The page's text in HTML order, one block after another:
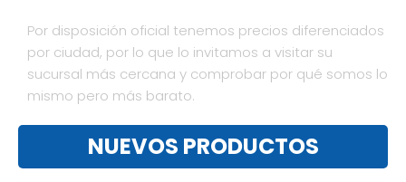
Por disposición oficial tenemos precios diferenciados
por ciudad, por lo que lo invitamos a visitar su
sucursal más cercana y comprobar por qué somos lo
mismo pero más barato.
NUEVOS PRODUCTOS